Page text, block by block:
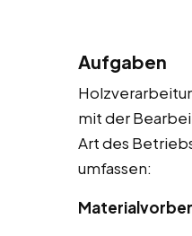
Aufgaben
mit der
Art des
umfassen: